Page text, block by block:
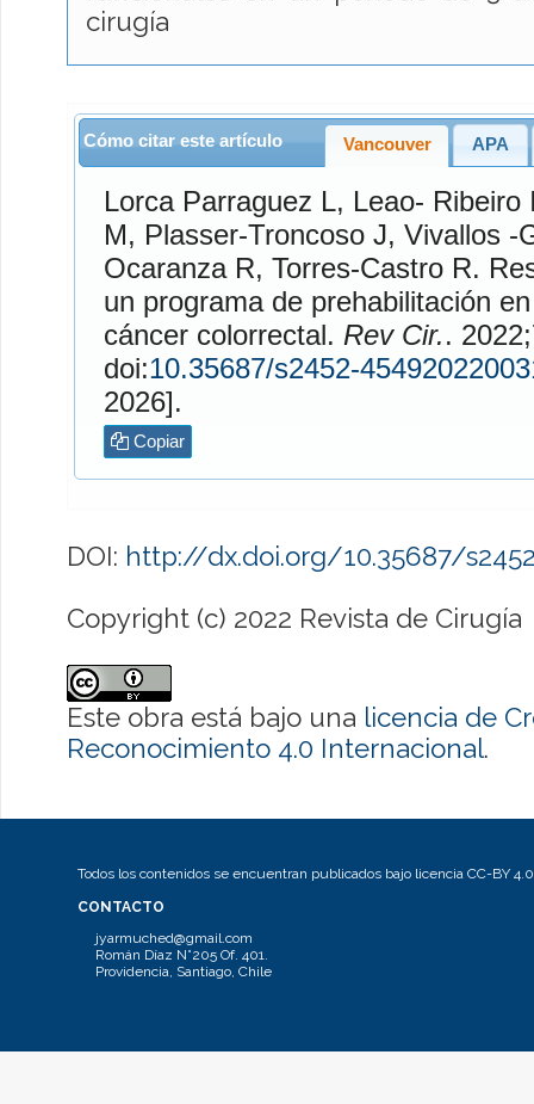
cirugía
Cómo citar este artículo Vancouver APA
Lorca Parraguez L, Leao- Ribeiro
M, Plasser-TroncosoJ, Vivallos -
OcaranzaR, Torres-CastroR. Resultados funcionales de
un programa de prehabilitación
cáncer colorrectal. Rev Cir.. 2022;74(3).
doi:10.35687/s2452-
2026].
Copiar
DOI: http://dx.doi.org/10.35687/
Copyright (c) 2022 Revista de Cirugía
Este obra está bajo una licencia de
Reconocimiento 4.0 Internacional.
Todos los contenidos se encuentran publicados bajo licencia CC-BY 4.0
CONTACTO
jyarmuched@gmail.com
Román Díaz N°205 Of. 401.
Providencia, Santiago, Chile